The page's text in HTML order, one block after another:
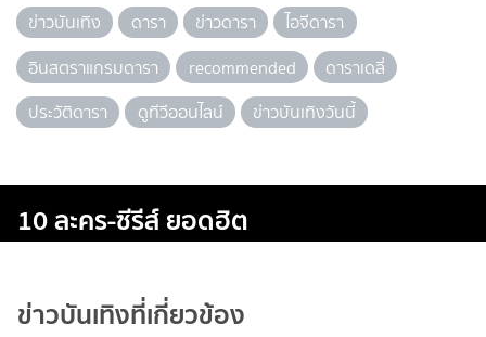
ข่าวบันเทิง ดารา ข่าวดารา
ไอจีดารา
อินสตราแกรมดารา
recommended
ดาราเดลี่
ประวัติดารา
ดูทีวีออนไลน์ ข่าวบันเทิงวันนี้
10 ละคร-ซีรีส์ ยอดฮิต
ข่าวบันเทิงที่เกี่ยวข้อง